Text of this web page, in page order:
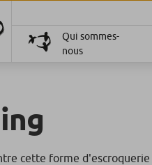
Qui sommes-
nous
cette forme d'escroquerie